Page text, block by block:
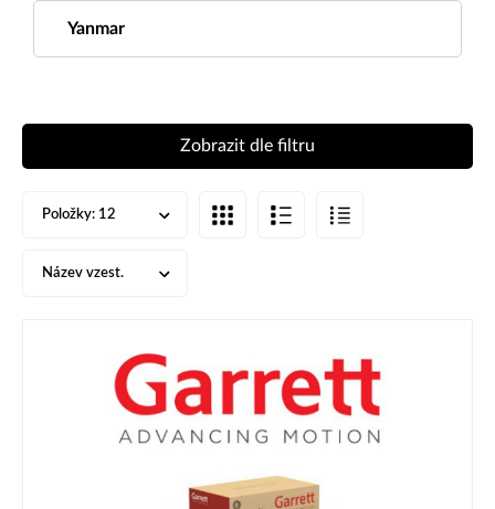
Yanmar
Zobrazit dle filtru
Položky: 12
Název vzest.